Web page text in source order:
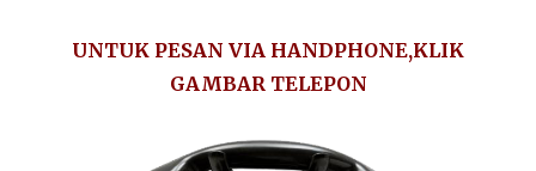
UNTUK PESAN VIA HANDPHONE,KLIK
GAMBAR TELEPON